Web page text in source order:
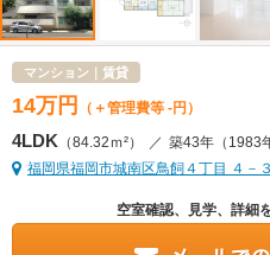
マンション｜賃貸
14万 円 （＋管理費等 -円）
4LDK （84.32ｍ²） ／ 築43年 （1983
福岡県福岡市城南区鳥飼４丁目 ４－
空室確認、見学、詳細